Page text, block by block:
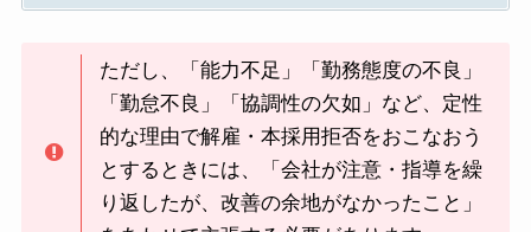
ただし、「能力不足」「勤務態度の不良」
「勤怠不良」「協調性の欠如」など、定性
的な理由で解雇・本採用拒否をおこなおう
とするときには、「会社が注意・指導を繰
り返したが、改善の余地がなかったこと」